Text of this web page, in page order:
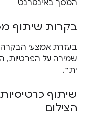
המסך באינטרנט.
בקרות שיתוף
בעזרת אמצעי
שמירה על הפרטיות,
יתר.
שיתוף
הצילום